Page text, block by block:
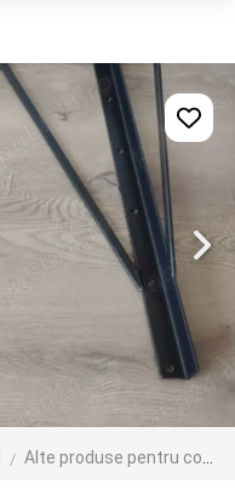
Alte produse pentru copii